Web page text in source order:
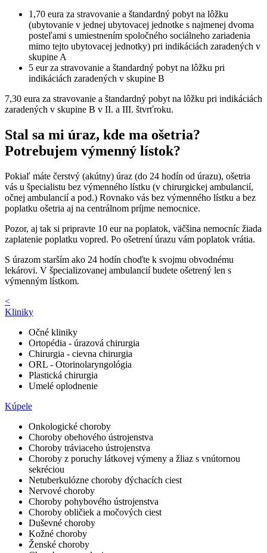
1,70 eura za stravovanie a štandardný pobyt na lôžku
(ubytovanie v jednej ubytovacej jednotke s najmenej dvoma
posteľami s umiestnením spoločného sociálneho zariadenia
mimo tejto ubytovacej jednotky) pri indikáciách zaradených v
skupine A
5 eur za stravovanie a štandardný pobyt na lôžku pri
indikáciách zaradených v skupine B
7,30 eura za stravovanie a štandardný pobyt na lôžku pri indikáciách
zaradených v skupine B v II. a III. štvrťroku.
Stal sa mi úraz, kde ma ošetria?
Potrebujem výmenný lístok?
Pokiaľ máte čerstvý (akútny) úraz (do 24 hodín od úrazu), ošetria
vás u špecialistu bez výmenného lístku (v chirurgickej ambulancií,
očnej ambulancií a pod.) Rovnako vás bez výmenného lístku a bez
poplatku ošetria aj na centrálnom príjme nemocnice.
Pozor, aj tak si pripravte 10 eur na poplatok, väčšina nemocníc žiada
zaplatenie poplatku vopred. Po ošetrení úrazu vám poplatok vrátia.
S úrazom starším ako 24 hodín choďte k svojmu obvodnému
lekárovi. V špecializovanej ambulancií budete ošetrený len s
výmenným lístkom.
<
Kliniky
Očné kliniky
Ortopédia - úrazová chirurgia
Chirurgia - cievna chirurgia
ORL - Otorinolaryngológia
Plastická chirurgia
Umelé oplodnenie
Kúpele
Onkologické choroby
Choroby obehového ústrojenstva
Choroby tráviaceho ústrojenstva
Choroby z poruchy látkovej výmeny a žliaz s vnútornou
sekréciou
Netuberkulózne choroby dýchacích ciest
Nervové choroby
Choroby pohybového ústrojenstva
Choroby obličiek a močových ciest
Duševné choroby
Kožné choroby
Ženské choroby